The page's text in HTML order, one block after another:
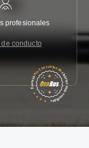
profesionales
conducto